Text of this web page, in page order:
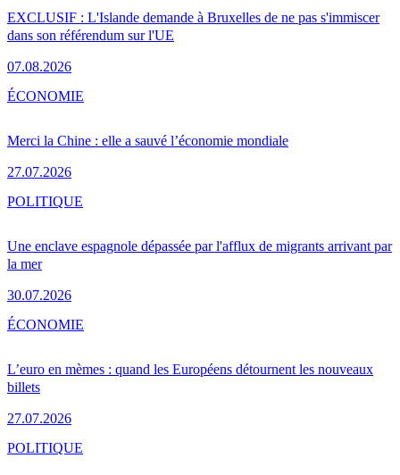
EXCLUSIF : L'Islande demande à Bruxelles de ne pas s'immiscer
dans son référendum sur l'UE
07.08.2026
Merci la Chine : elle a sauvé l’économie mondiale
27.07.2026
ÉCONOMIE
Une enclave espagnole dépassée par l'afflux de migrants arrivant par
la mer
30.07.2026
POLITIQUE
L’euro en mèmes : quand les Européens détournent les nouveaux
billets
27.07.2026
ÉCONOMIE
POLITIQUE